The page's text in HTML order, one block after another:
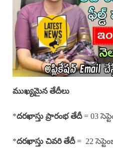
ముఖ్యమైన తేదీలు
*దరఖాస్తు ప్రారంభ తేదీ= 03
*దరఖాస్తు చివరి తేదీ= 22